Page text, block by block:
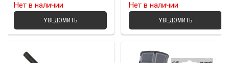
Нет в наличии
УВЕДОМИТЬ
Нет в наличии
УВЕДОМИТЬ